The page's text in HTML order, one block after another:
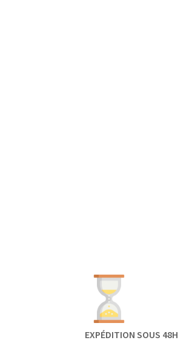
EXPÉDITION SOUS 48H